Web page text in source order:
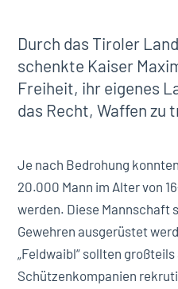
Durch das Tiroler
schenkte Kaiser
Freiheit, ihr eigenes
das Recht, Waffen zu
Je nach Bedrohung
20.000 Mann im Alter von
werden. Diese Mannschaft
Gewehren ausgerüstet
„Feldwaibl“ sollten
Schützenkompanien